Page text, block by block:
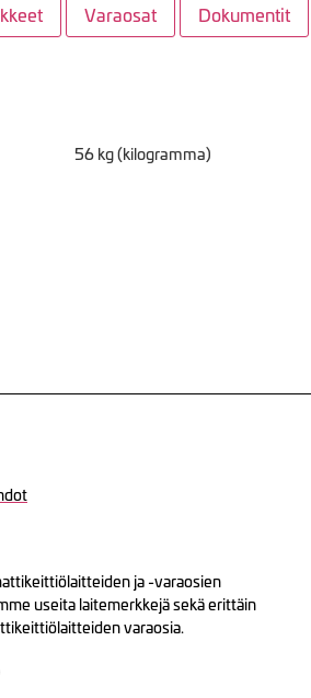
Varaosat Dokumentit
56 kg (kilogramma)
ja -varaosien
useita laitemerkkejä sekä erittäin
varaosia.